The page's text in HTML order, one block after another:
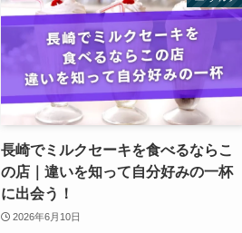
長崎でミルクセーキを食べるならこ
の店｜違いを知って自分好みの一杯
に出会う！
2026年6月10日